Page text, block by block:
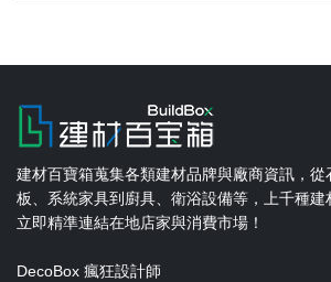
建材百寶箱蒐集各類建材品牌與廠商資訊，從
板、系統家具到廚具、衛浴設備等，上千種建
立即精準連結在地店家與消費市場！
DecoBox 瘋狂設計師